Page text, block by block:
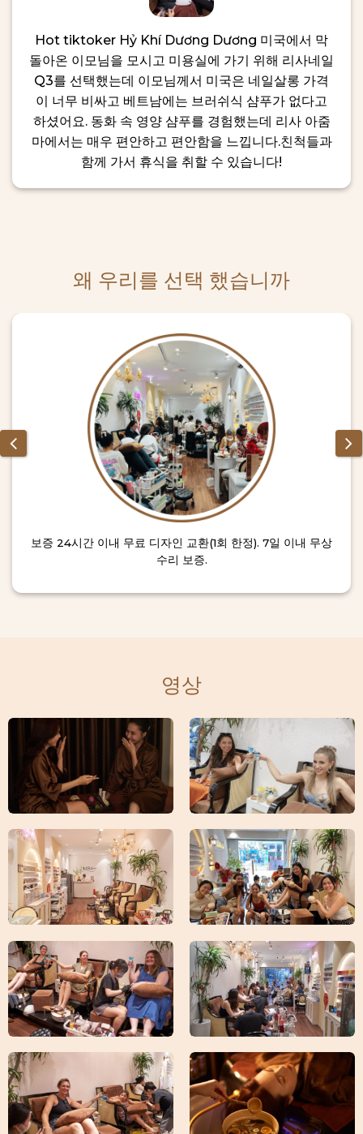
Hot tiktoker Hỷ Khí Dương Dương 미국에서 막
돌아온 이모님을 모시고 미용실에 가기 위해 리사네일
Q3를 선택했는데 이모님께서 미국은 네일살롱 가격
이 너무 비싸고 베트남에는 브러쉬식 샴푸가 없다고
하셨어요. 동화 속 영양 샴푸를 경험했는데 리사 아줌
마에서는 매우 편안하고 편안함을 느낍니다.친척들과
함께 가서 휴식을 취할 수 있습니다!
왜 우리를 선택 했습니까
보증 24시간 이내 무료 디자인 교환(1회 한정). 7일 이내 무상
수리 보증.
영상